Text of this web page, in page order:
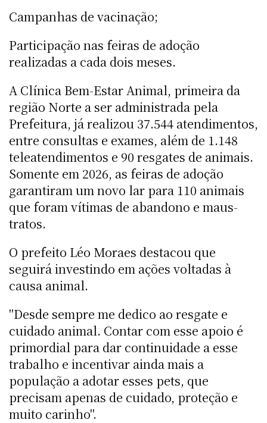
Campanhas de vacinação;
Participação nas feiras de adoção
realizadas a cada dois meses.
A Clínica Bem-Estar Animal, primeira da
região Norte a ser administrada pela
Prefeitura, já realizou 37.544 atendimentos,
entre consultas e exames, além de 1.148
teleatendimentos e 90 resgates de animais.
Somente em 2026, as feiras de adoção
garantiram um novo lar para 110 animais
que foram vítimas de abandono e maus-
tratos.
O prefeito Léo Moraes destacou que
seguirá investindo em ações voltadas à
causa animal.
"Desde sempre me dedico ao resgate e
cuidado animal. Contar com esse apoio é
primordial para dar continuidade a esse
trabalho e incentivar ainda mais a
população a adotar esses pets, que
precisam apenas de cuidado, proteção e
muito carinho".